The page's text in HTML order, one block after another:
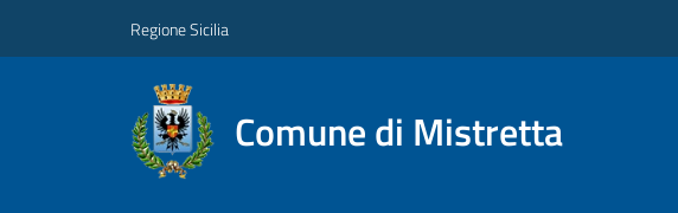
Regione Sicilia
Comune di Mistretta